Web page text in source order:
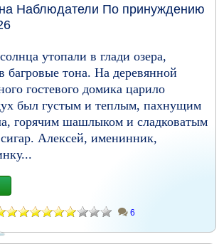
Наблюдатели По принуждению
утопали в глади озера,
багровые тона. На деревянной
гостевого домика царило
был густым и теплым, пахнущим
горячим шашлыком и сладковатым
Алексей, именинник,
6